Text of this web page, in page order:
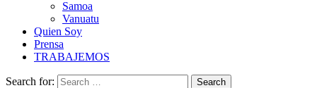
Samoa
Vanuatu
Quien Soy
Prensa
TRABAJEMOS
Search for: